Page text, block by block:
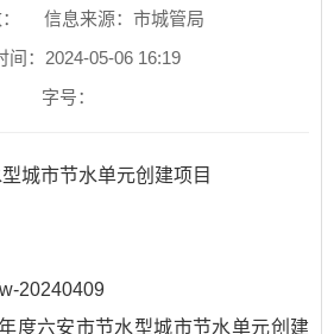
信息来源：市城管局
间：2024-05-06 16:19
字号：
城市节水单元创建项目
20240409
度六安市节水型城市节水单元创建